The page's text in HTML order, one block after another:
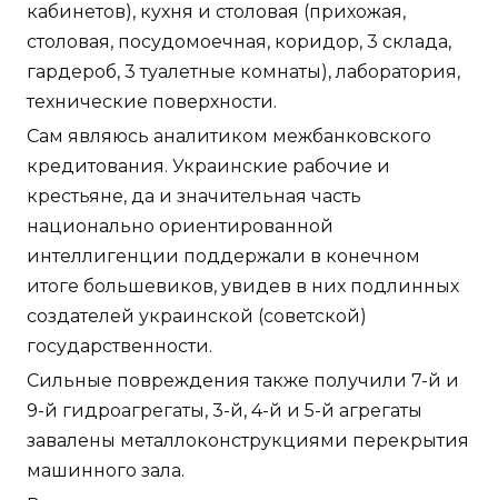
кабинетов), кухня и столовая (прихожая,
столовая, посудомоечная, коридор, 3 склада,
гардероб, 3 туалетные комнаты), лаборатория,
технические поверхности.
Сам являюсь аналитиком межбанковского
кредитования. Украинские рабочие и
крестьяне, да и значительная часть
национально ориентированной
интеллигенции поддержали в конечном
итоге большевиков, увидев в них подлинных
создателей украинской (советской)
государственности.
Сильные повреждения также получили 7-й и
9-й гидроагрегаты, 3-й, 4-й и 5-й агрегаты
завалены металлоконструкциями перекрытия
машинного зала.